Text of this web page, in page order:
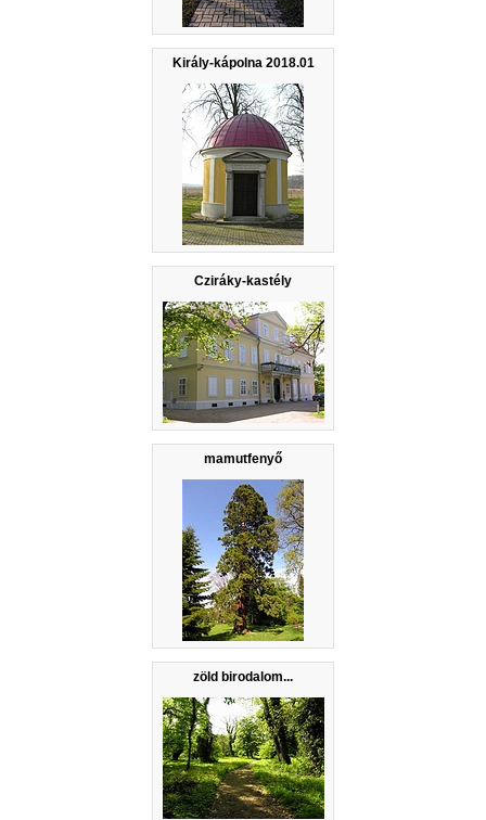
Király-kápolna 2018.01
Cziráky-kastély
mamutfenyő
zöld birodalom...